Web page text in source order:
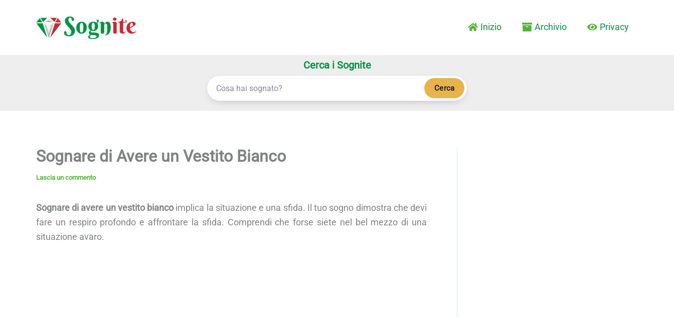
Inizio Archivio Privacy
Cerca i Sognite
Cerca
Sognare di Avere un Vestito Bianco
Lascia un commento
Sognare di avere un vestito biancoimplica la situazione e una sfida. Il tuo sogno dimostra che devi
fare un respiro profondo e affrontare la sfida. Comprendi che forse siete nel bel mezzo di una
situazione avaro.